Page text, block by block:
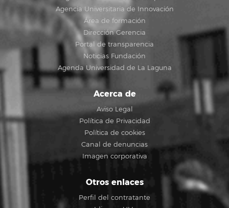
Agencia Universitaria de Innovación
Área de formación
Dirección Gerencia
Portal de transparencia
Noticias Fundación
Agenda Universidad de La Laguna
Acerca de
Aviso Legal
Política de Privacidad
Política de cookies
Canal de denuncias
Imagen corporativa
Otros enlaces
Perfil del contratante